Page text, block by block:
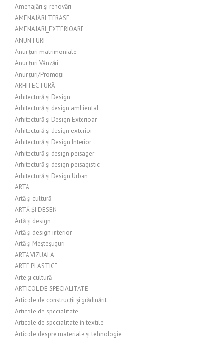
Amenajări și renovări
AMENAJĂRI TERASE
AMENAJARI_EXTERIOARE
ANUNTURI
Anunțuri matrimoniale
Anunțuri Vânzări
Anunțuri/Promoții
ARHITECTURĂ
Arhitectură și Design
Arhitectură și design ambiental
Arhitectură și Design Exterioar
Arhitectură și design exterior
Arhitectură și Design Interior
Arhitectură și design peisager
Arhitectură și design peisagistic
Arhitectură și Design Urban
ARTA
Artă și cultură
ARTĂ ȘI DESEN
Artă și design
Artă și design interior
Artă și Meșteșuguri
ARTA VIZUALA
ARTE PLASTICE
Arte și cultură
ARTICOL DE SPECIALITATE
Articole de construcții și grădinărit
Articole de specialitate
Articole de specialitate în textile
Articole despre materiale și tehnologie